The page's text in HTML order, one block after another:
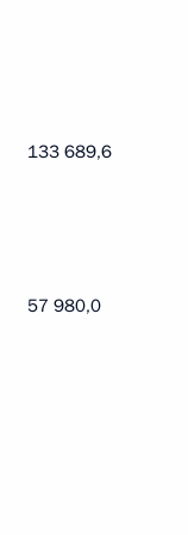
133 689,6
57 980,0